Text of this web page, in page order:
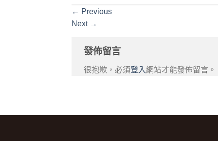
← Previous
Next →
發佈留言
很抱歉，必須登入網站才能發佈留言。